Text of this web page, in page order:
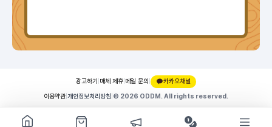
애늙은이 27,788 씨앗
광고하기 매체 제휴 메일 문의 |
카카오채널
이용약관 개인정보처리방침 © 2026 ODDM. All rights reserved.
쇼핑몰 구경하기 방문시 1G